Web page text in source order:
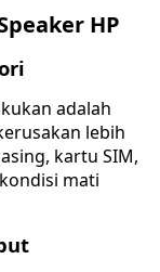
HP
adalah
lebih
kartu SIM,
mati